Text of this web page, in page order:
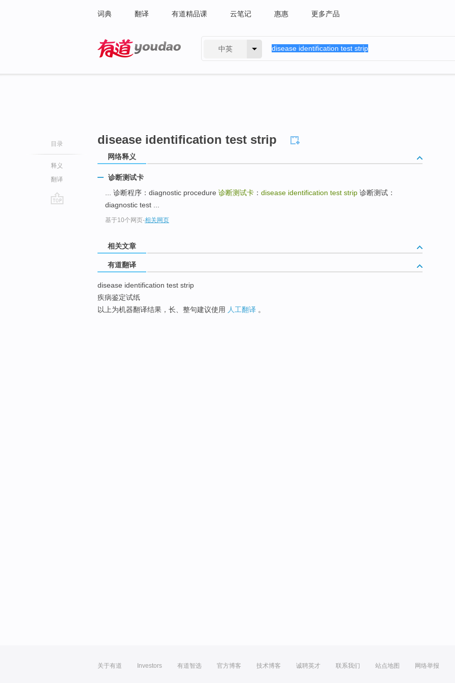
词典 翻译 有道精品课 云笔记 惠惠 更多产品
中英
目录
释义
翻译
disease identification test strip
网络释义
诊断测试卡
... 诊断程序：diagnostic procedure 诊断测试卡 ： disease identification test strip 诊断测试：
diagnostic test ...
基于10个网页-相关网页
相关文章
有道翻译
disease identification test strip
疾病鉴定试纸
以上为机器翻译结果，长、整句建议使用 人工翻译 。
关于有道 Investors 有道智选 官方博客 技术博客 诚聘英才 联系我们 站点地图 网络举报